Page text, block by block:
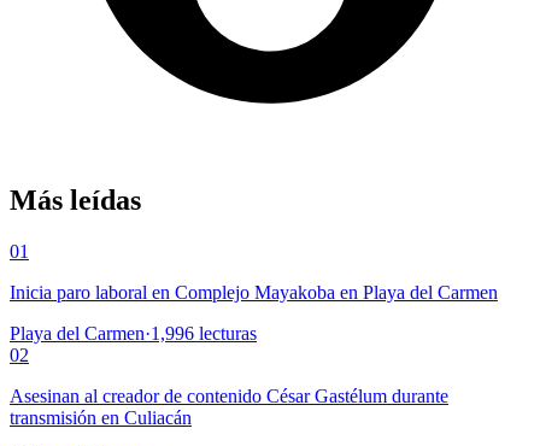
Más leídas
01
Inicia paro laboral en Complejo Mayakoba en Playa del Carmen
Playa del Carmen·1,996 lecturas
02
Asesinan al creador de contenido César Gastélum durante
transmisión en Culiacán